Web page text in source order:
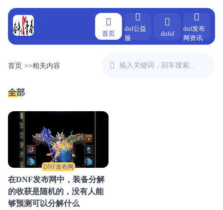
首页
dnf公益
服
dnfsf
dnf发布
网资讯
首页 >>相关内容
全部
DNF发布网
在DNF发布网中，装备分解
的收获是随机的，没有人能
够预测可以分解什么